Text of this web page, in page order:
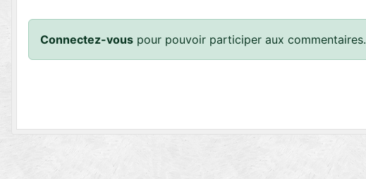
Connectez-vous pour pouvoir participer aux commentaires.